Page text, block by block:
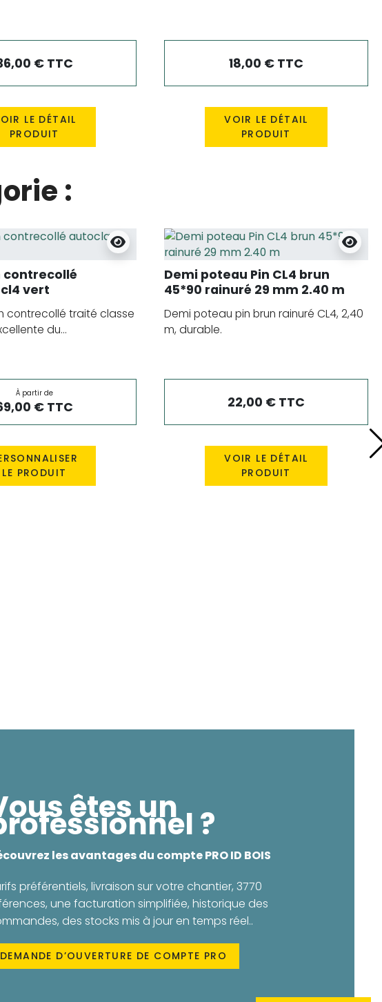
€ TTC
LE DÉTAIL
PRODUIT
18,00 € TTC
VOIR LE DÉTAIL
PRODUIT
:
contrecollé
vert
contrecollé traité classe
du...
À partir de
€ TTC
LE PRODUIT
Demi poteau Pin CL4 brun
45*90 rainuré 29 mm 2.40 m
Demi poteau pin brun rainuré CL4, 2,40
m, durable.
22,00 € TTC
VOIR LE DÉTAIL
PRODUIT
êtes un ?
les avantages du compte PRO ID BOIS
préférentiels, livraison sur votre chantier, 3770
une facturation simplifiée, historique des
des stocks mis à jour en temps réel..
DEMANDE D’OUVERTURE DE COMPTE PRO